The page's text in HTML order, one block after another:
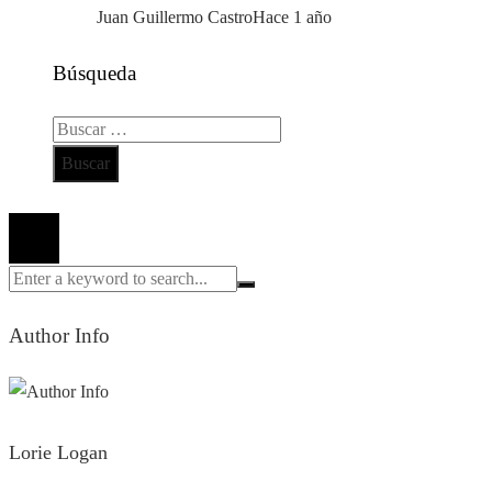
Juan Guillermo CastroHace 1 año
Búsqueda
Buscar:
Author Info
Lorie Logan